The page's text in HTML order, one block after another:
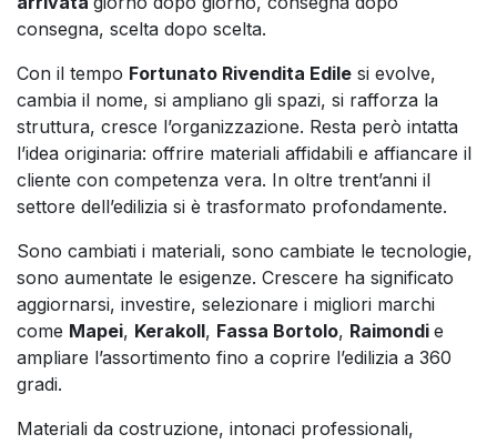
consegna, scelta dopo scelta.
Con il tempo Fortunato Rivendita Edile si evolve,
cambia il nome, si ampliano gli spazi, si rafforza la
struttura, cresce l’organizzazione. Resta però intatta
l’idea originaria: offrire materiali affidabili e affiancare il
cliente con competenza vera. In oltre trent’anni il
settore dell’edilizia si è trasformato profondamente.
Sono cambiati i materiali, sono cambiate le tecnologie,
sono aumentate le esigenze. Crescere ha significato
aggiornarsi, investire, selezionare i migliori marchi
come Mapei, Kerakoll, Fassa Bortolo, Raimondi e
ampliare l’assortimento fino a coprire l’edilizia a 360
gradi.
Materiali da costruzione, intonaci professionali,